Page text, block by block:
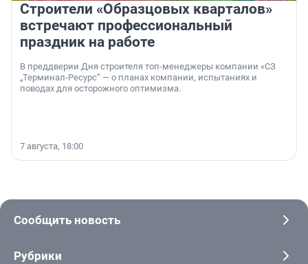
Строители «Образцовых кварталов»
встречают профессиональный
праздник на работе
В преддверии Дня строителя топ-менеджеры компании «СЗ
„Терминал-Ресурс“ — о планах компании, испытаниях и
поводах для осторожного оптимизма.
7 августа, 18:00
Сообщить новость
Рубрики